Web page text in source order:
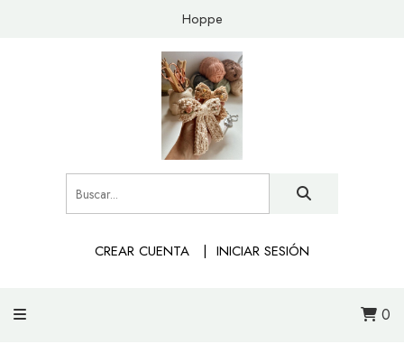
Hoppe
CREAR CUENTA INICIAR SESIÓN
0